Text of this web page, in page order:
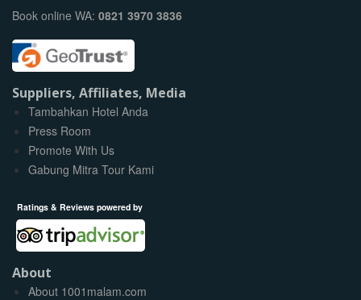
Book online WA: 0821 3970 3836
Suppliers, Affiliates, Media
Tambahkan Hotel Anda
Press Room
Promote With Us
Gabung Mitra Tour Kami
Ratings & Reviews powered by
About
About 1001malam.com